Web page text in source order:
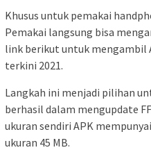
Khusus untuk pemakai
Pemakai langsung bisa
link berikut untuk mengambil
terkini 2021.
Langkah ini menjadi pilihan
berhasil dalam mengupdate
ukuran sendiri APK
ukuran 45 MB.